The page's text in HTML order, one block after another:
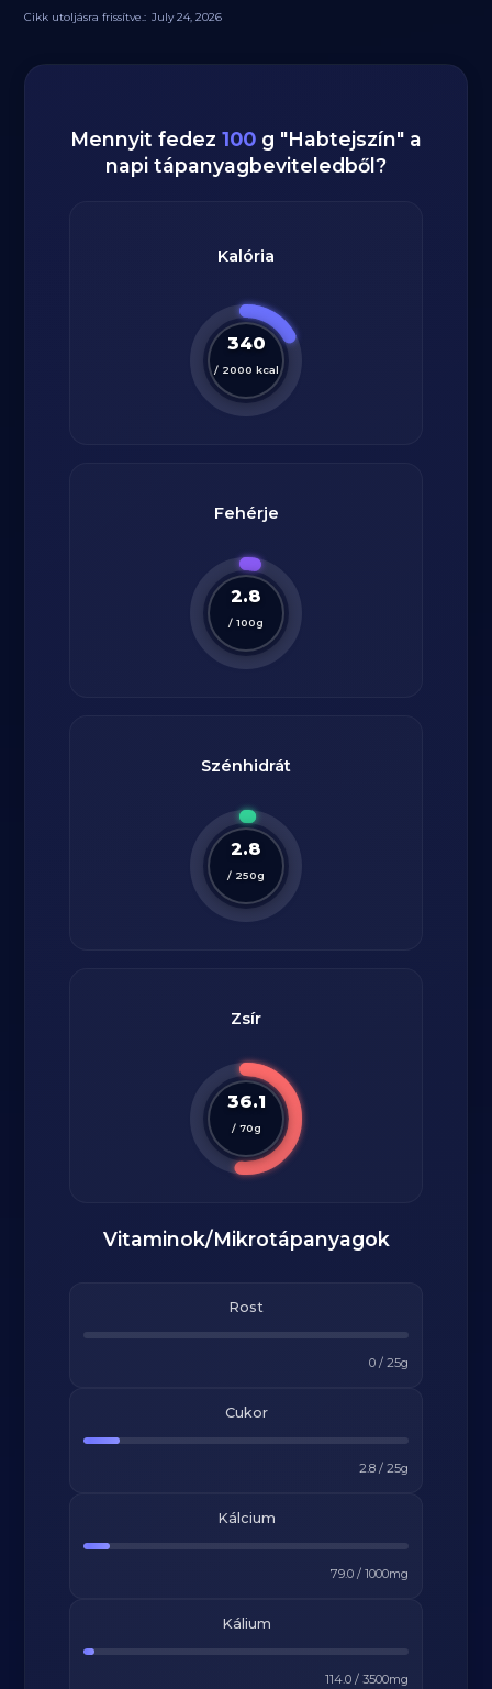
Cikk utoljásra frissítve.: July 24, 2026
Mennyit fedez 100 g "Habtejszín" a
napi tápanyagbeviteledből?
Kalória
340
/ 2000 kcal
Fehérje
2.8
/ 100g
Szénhidrát
2.8
/ 250g
Zsír
36.1
/ 70g
Vitaminok/Mikrotápanyagok
Rost
0/ 25g
Cukor
2.8/ 25g
Kálcium
79.0/ 1000mg
Kálium
114.0/ 3500mg